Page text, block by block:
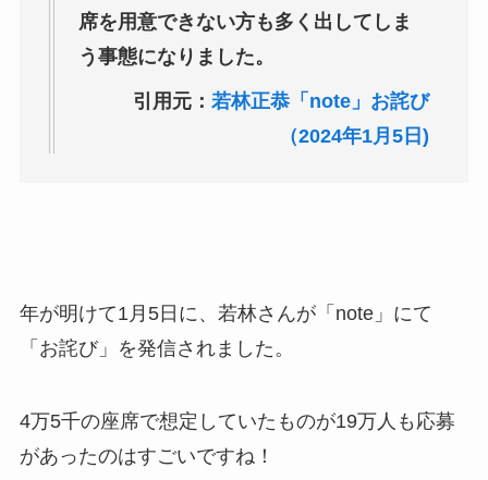
席を用意できない方も多く出してしま
う事態になりました。
引用元：若林正恭「note」お詫び
（2024年1月5日)
年が明けて1月5日に、若林さんが「note」にて
「お詫び」を発信されました。
4万5千の座席で想定していたものが19万人も応募
があったのはすごいですね！